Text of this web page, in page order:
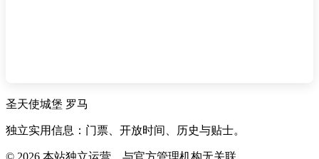
圣天使城堡 罗马
独立实用信息：门票、开放时间、历史与贴士。
© 2026 本站独立运营，与官方管理机构无关联。